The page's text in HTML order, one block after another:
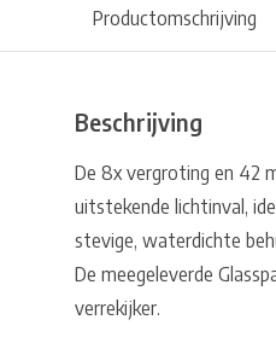
Productomschrijving
Beschrijving
De 8x vergroting en 42
uitstekende lichtinval,
stevige, waterdichte
De meegeleverde
verrekijker.